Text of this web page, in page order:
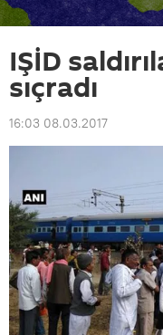
IŞİD
sıçradı
16:03 08.03.2017